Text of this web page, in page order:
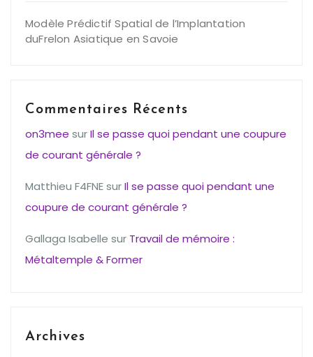
Modèle Prédictif Spatial de l’Implantation
duFrelon Asiatique en Savoie
Commentaires Récents
on3mee surIl se passe quoi pendant une coupure
de courant générale ?
Matthieu F4FNEsurIl se passe quoi pendant une
coupure de courant générale ?
Gallaga Isabelle sur Travail de mémoire :
Métaltemple & Former
Archives